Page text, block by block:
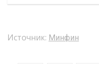
Источник: Минфин